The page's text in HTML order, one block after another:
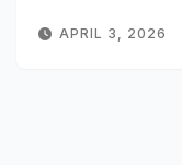
APRIL 3, 2026